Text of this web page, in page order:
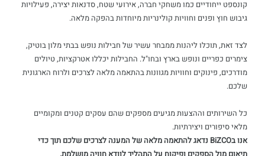
קונספט ייחודיים כמו משחקי חברה, אירועי שטח, סדנאות יצירה, פעילויות
גיבוש חוץ ופנים וחוויות קולינריות מיוחדות בהפקה מלאה.
לצד זאת, תוכלו ליהנות ממבחר עשיר של חבילות נופש בבתי מלון בוטיק,
צימרים כפריים ונופש בארץ ובחו"ל. החבילות יכללו אטרקציות, טיולים
מודרכים, פינוקים וחוויות מגוונות בהתאמה מלאה לצרכים ולרוח הארגונית
שלכם.
כל השירותים וההצעות מגיעים מספקים שהם עסקים קטנים ומקומיים
מלאי סיפורים ויצירתיות.
אנו בBiZCO נדאג להתאמה מלאה של המענה לצרכים שלכם תוך כדי